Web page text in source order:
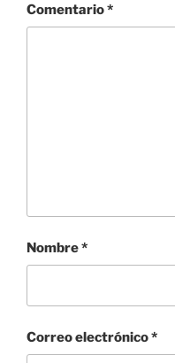
Comentario*
Nombre*
Correo electrónico*